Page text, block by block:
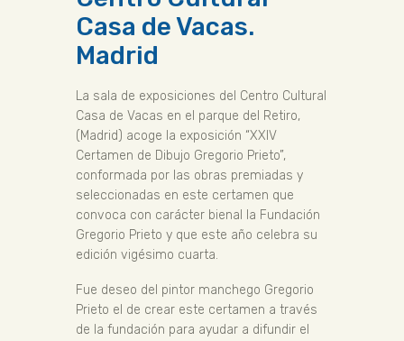
Casa de Vacas.
Madrid
La sala de exposiciones del Centro Cultural
Casa de Vacas en el parque del Retiro,
(Madrid) acoge la exposición “XXIV
Certamen de Dibujo Gregorio Prieto”,
conformada por las obras premiadas y
seleccionadas en este certamen que
convoca con carácter bienal la Fundación
Gregorio Prieto y que este año celebra su
edición vigésimo cuarta.
Fue deseo del pintor manchego Gregorio
Prieto el de crear este certamen a través
de la fundación para ayudar a difundir el